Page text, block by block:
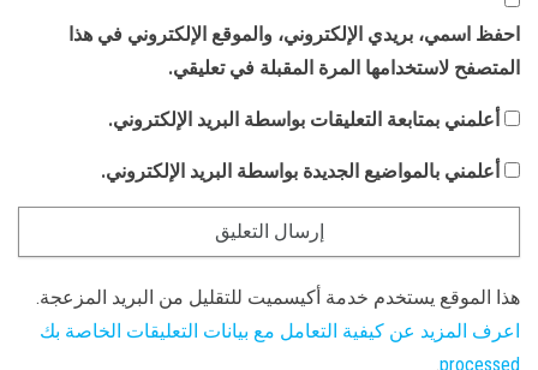
احفظ اسمي، بريدي الإلكتروني، والموقع الإلكتروني في هذا
المتصفح لاستخدامها المرة المقبلة في تعليقي.
أعلمني بمتابعة التعليقات بواسطة البريد الإلكتروني.
أعلمني بالمواضيع الجديدة بواسطة البريد الإلكتروني.
هذا الموقع يستخدم خدمة أكيسميت للتقليل من البريد المزعجة.
اعرف المزيد عن كيفية التعامل مع بيانات التعليقات الخاصة بك
processed
.